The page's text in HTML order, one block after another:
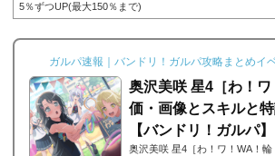
5％ずつUP(最大150％まで)
ガルパ速報｜バンドリ！ガルパ攻略まとめイ
奥沢美咲 星4［わ！
価・画像とスキルと
【バンドリ！ガルパ】
奥沢美咲 星4［わ！ワ！WA！